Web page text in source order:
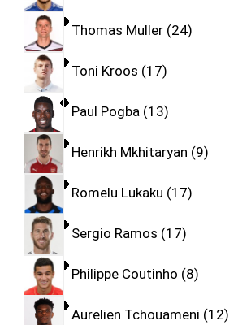
Thomas Muller 24
Toni Kroos 17
Paul Pogba 13
Henrikh Mkhitaryan 9
Romelu Lukaku 17
Sergio Ramos 17
Philippe Coutinho 8
Aurelien Tchouameni 12